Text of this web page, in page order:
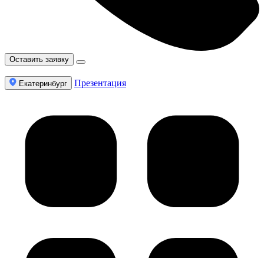
Оставить заявку
Екатеринбург Презентация